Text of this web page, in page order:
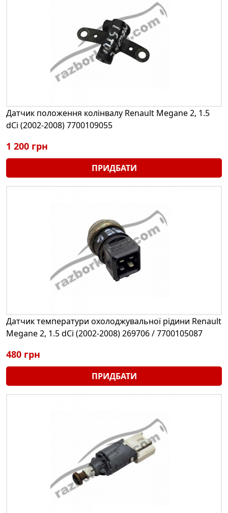
Датчик положення колінвалу Renault Megane 2, 1.5
dCi (2002-2008) 7700109055
1 200 грн
ПРИДБАТИ
Датчик температури охолоджувальної рідини Renault
Megane 2, 1.5 dCi (2002-2008) 269706 / 7700105087
480 грн
ПРИДБАТИ